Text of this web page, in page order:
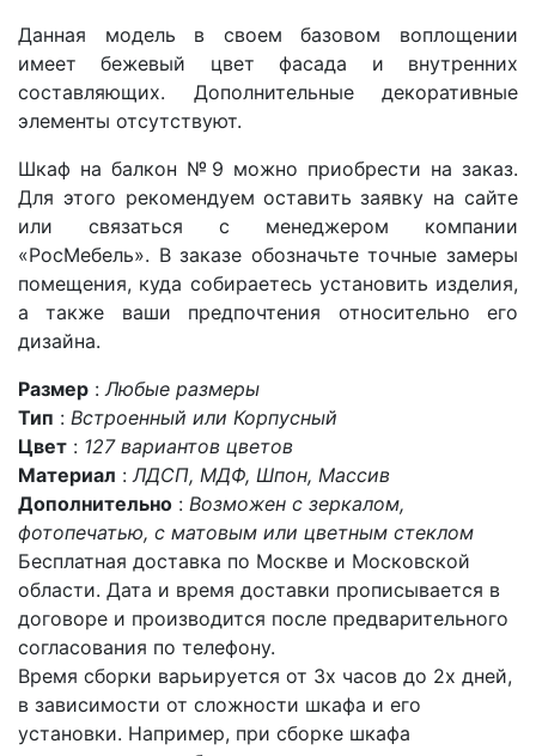
Данная модель в своем базовом воплощении
имеет бежевый цвет фасада и внутренних
составляющих. Дополнительные декоративные
элементы отсутствуют.
Шкаф на балкон №9 можно приобрести на заказ.
Для этого рекомендуем оставить заявку на сайте
или связаться с менеджером компании
«РосМебель». В заказе обозначьте точные замеры
помещения, куда собираетесь установить изделия,
а также ваши предпочтения относительно его
дизайна.
Размер : Любые размеры
Тип : Встроенный или Корпусный
Цвет : 127 вариантов цветов
Материал : ЛДСП, МДФ, Шпон, Массив
Дополнительно : Возможен с зеркалом,
фотопечатью, с матовым или цветным стеклом
Бесплатная доставка по Москве и Московской
области. Дата и время доставки прописывается в
договоре и производится после предварительного
согласования по телефону.
Время сборки варьируется от 3х часов до 2х дней,
в зависимости от сложности шкафа и его
установки. Например, при сборке шкафа